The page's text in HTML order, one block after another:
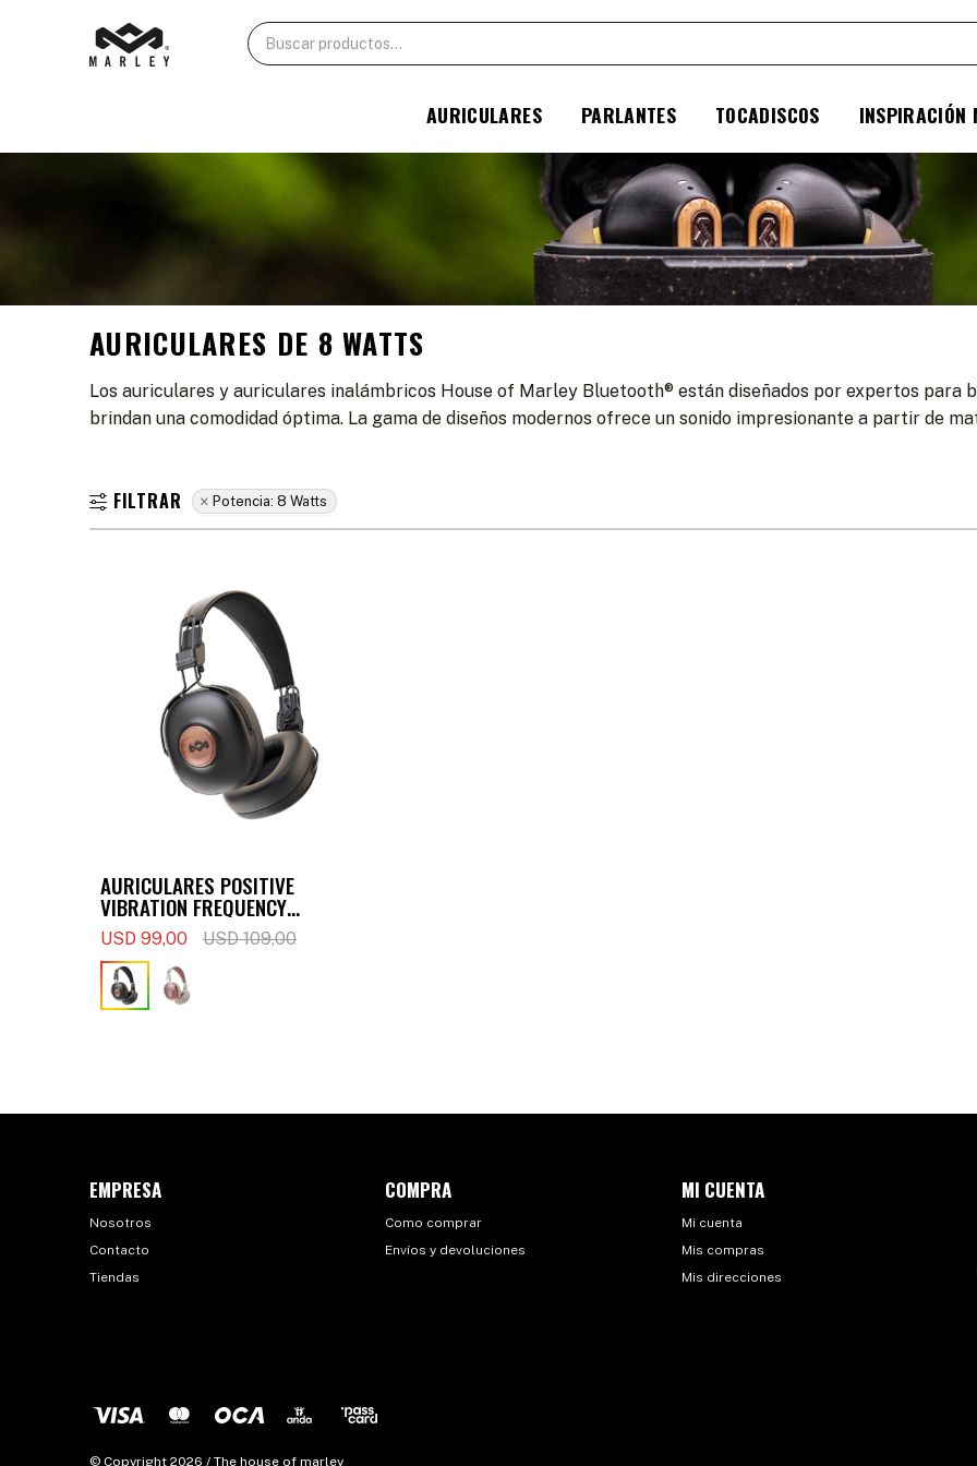
AURICULARES PARLANTES TOCADISCOS INSPIRACIÓN
AURICULARES DE 8 WATTS
Los auriculares y auriculares inalámbricos House of Marley Bluetooth® están diseñados por expertos para
brindan una comodidad óptima. La gama de diseños modernos ofrece un sonido impresionante a partir de
Potencia: 8 Watts
AURICULARES POSITIVE
VIBRATION FREQUENCY
(BLUETOOTH) - NEGRO
USD 99,00 USD 109,00
EMPRESA
Nosotros
Contacto
Tiendas
COMPRA
Como comprar
Envíos y devoluciones
MI CUENTA
Mi cuenta
Mis compras
Mis direcciones
© Copyright 2026 / The house of marley